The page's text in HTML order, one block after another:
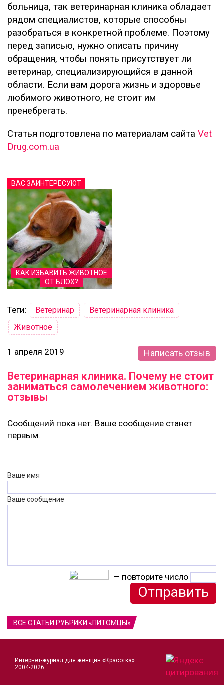
больница, так ветеринарная клиника обладает
рядом специалистов, которые способны
разобраться в конкретной проблеме. Поэтому
перед записью, нужно описать причину
обращения, чтобы понять присутствует ли
ветеринар, специализирующийся в данной
области. Если вам дорога жизнь и здоровье
любимого животного, не стоит им
пренебрегать.
Статья подготовлена по материалам сайта Vet
Drug.com.ua
ВАС ЗАИНТЕРЕСУЮТ
КАК ИЗБАВИТЬ ЖИВОТНОЕ
ОТ БЛОХ?
Теги: Ветеринар
Ветеринарная клиника
Животное
1 апреля 2019 Написать отзыв
Ветеринарная клиника. Почему не стоит
заниматься самолечением животного:
отзывы
Сообщений пока нет. Ваше сообщение станет
первым.
Ваше имя
Ваше сообщение
— повторите число
ВСЕ СТАТЬИ РУБРИКИ «ПИТОМЦЫ»
Интернет-журнал для женщин «Красотка»
2004-2026